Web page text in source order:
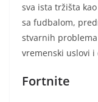
sva ista tržišta
sa fudbalom,
stvarnih
vremenski uslovi
Fortnite